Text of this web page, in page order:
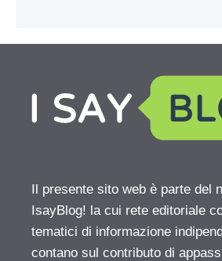
Il presente sito web è parte del
IsayBlog! la cui rete editoriale
tematici di informazione
contano sul contributo di